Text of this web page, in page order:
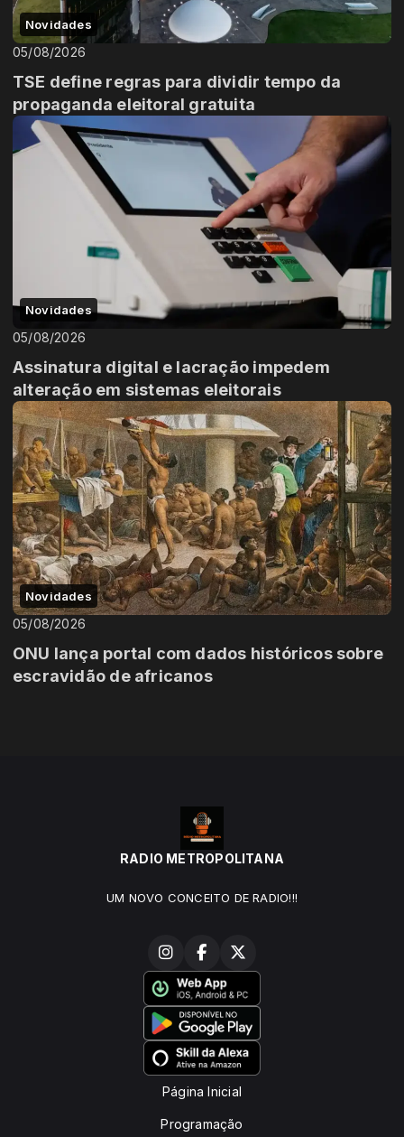
Novidades
05/08/2026
TSE define regras para dividir tempo da
propaganda eleitoral gratuita
Novidades
05/08/2026
Assinatura digital e lacração impedem
alteração em sistemas eleitorais
Novidades
05/08/2026
ONU lança portal com dados históricos sobre
escravidão de africanos
RADIO METROPOLITANA
UM NOVO CONCEITO DE RADIO!!!
Página Inicial
Programação